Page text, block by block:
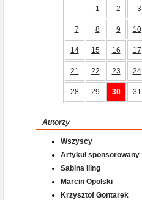
1
2 3
7 8 9 10
14 15 16 17
21 22 23 24
28 29 30 31
Autorzy
Wszyscy
Artykuł sponsorowany
Sabina Iling
Marcin Opolski
Krzysztof Gontarek